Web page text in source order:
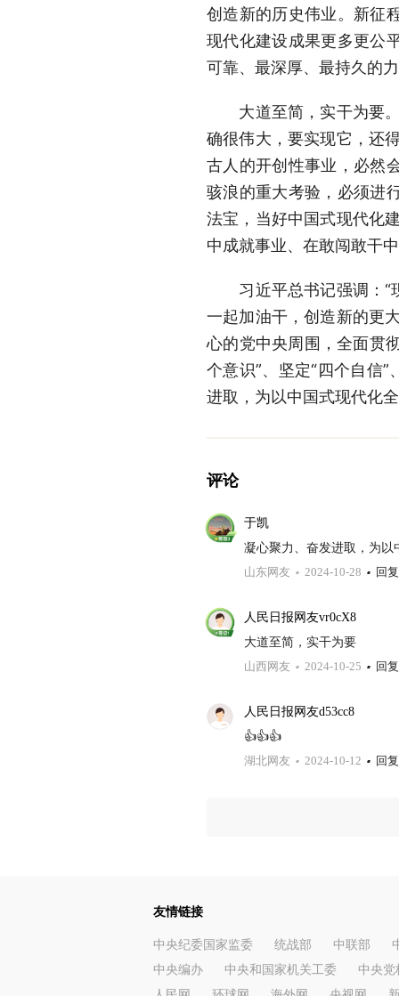
创造新的历史伟业。新征
现代化建设成果更多更公
可靠、最深厚、最持久的力
大道至简，实干为要。“
确很伟大，要实现它，还
古人的开创性事业，必然
骇浪的重大考验，必须进
法宝，当好中国式现代化
中成就事业、在敢闯敢干
习近平总书记强调：“现
一起加油干，创造新的更
心的党中央周围，全面贯
个意识”、坚定“四个自信
进取，为以中国式现代化
评论
于凯
凝心聚力、奋发进取，为以
山东网友
2024-10-28 回复
人民日报网友vr0cX8
大道至简，实干为要
山西网友
2024-10-25 回复
人民日报网友d53cc8
👍👍👍
湖北网友
2024-10-12 回复
友情链接
中央纪委国家监委 统战部 中联部
中央编办
中央和国家机关工委 中央党